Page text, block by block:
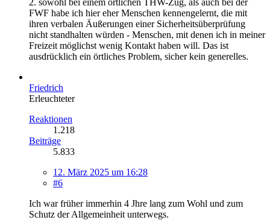
FWF habe ich hier eher Menschen kennengelernt, die mit
ihren verbalen Äußerungen einer Sicherheitsüberprüfung
nicht standhalten würden - Menschen, mit denen ich in meiner
Freizeit möglichst wenig Kontakt haben will. Das ist
ausdrücklich ein örtliches Problem, sicher kein generelles.
Friedrich
Erleuchteter
Reaktionen
1.218
Beiträge
5.833
12. März 2025 um 16:28
#6
Ich war früher immerhin 4 Jhre lang zum Wohl und zum
Schutz der Allgemeinheit unterwegs.